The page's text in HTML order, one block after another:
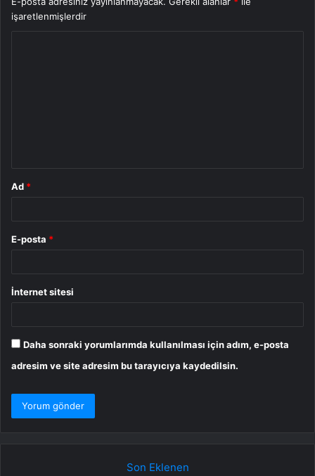
işaretlenmişlerdir
Ad *
E-posta *
İnternet sitesi
Daha sonraki yorumlarımda kullanılması için adım, e-posta
adresim ve site adresim bu tarayıcıya kaydedilsin.
Son Eklenen